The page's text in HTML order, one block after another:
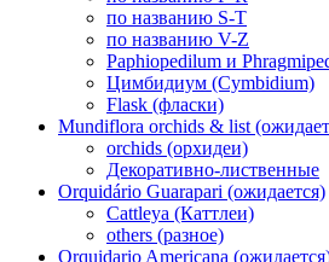
по названию S-T
по названию V-Z
Paphiopedilum и
Цимбидиум (Cymbidium)
Flask (фласки)
Mundiflora orchids & list
orchids (орхидеи)
Декоративно-лиственные
Orquidário Guarapari (ожидается)
Cattleya (Каттлеи)
others (разное)
Orquidario Americana